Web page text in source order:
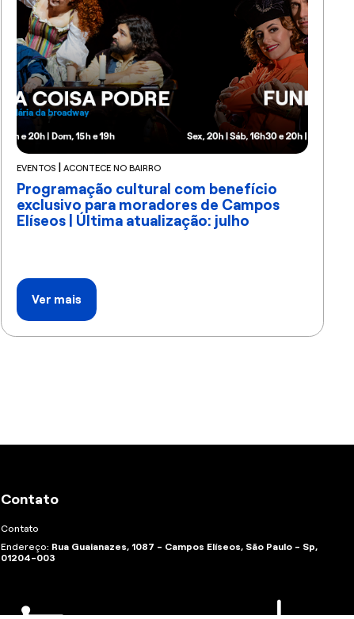
EVENTOS |ACONTECE NO BAIRRO
Programação cultural com benefício
exclusivo para moradores de Campos
Elíseos | Última atualização: julho
Ver mais
Contato
Contato
Endereço: Rua Guaianazes, 1087 - Campos Elíseos, São Paulo - Sp,
01204-003